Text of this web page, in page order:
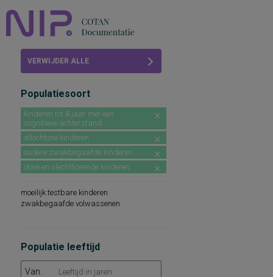
Abonneren
FAQ
VERWIJDER ALLE
Populatiesoort
kinderen tot 8 jaar met een
cognitieve achterstand
allochtone kinderen
oudere zwakbegaafde kinderen
dove en slechthorende kinderen
moeilijk testbare kinderen
zwakbegaafde volwassenen
Populatie leeftijd
Van: